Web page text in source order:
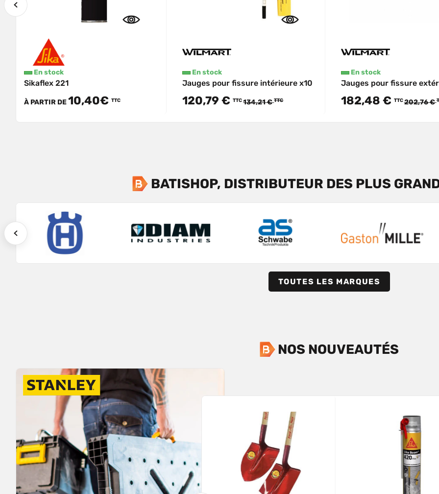
En stock
Sikaflex 221
À PARTIR DE10,40€ TTC
En stock
Jauges pour fissure intérieure x10
120,79 € TTC134,21 € TTC
En stock
Jauges pour fissure
182,48 € TTC202,76 €
BATISHOP, DISTRIBUTEUR DES PLUS
TOUTES LES MARQUES
NOS NOUVEAUTÉS